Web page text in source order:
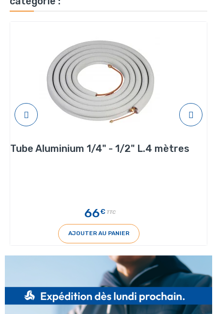
Tube Aluminium 1/4" - 1/2" L.4 mètres
66€ TTC
AJOUTER AU PANIER